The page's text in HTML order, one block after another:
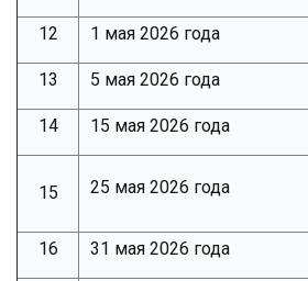
12 1 мая 2026 года
13 5 мая 2026 года
14 15 мая 2026 года
15 25 мая 2026 года
16 31 мая 2026 года